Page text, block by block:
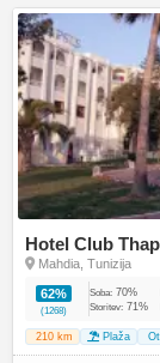
Hotel Club
Mahdia, Tunizija
62%
(1268)
Soba: 70%
Storitev: 71%
210 km Plaža